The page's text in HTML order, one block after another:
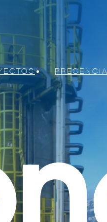
mecánicas y eléctricas
PRESENCIA